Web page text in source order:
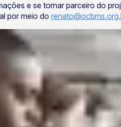
e se tornar parceiro do
por meio do